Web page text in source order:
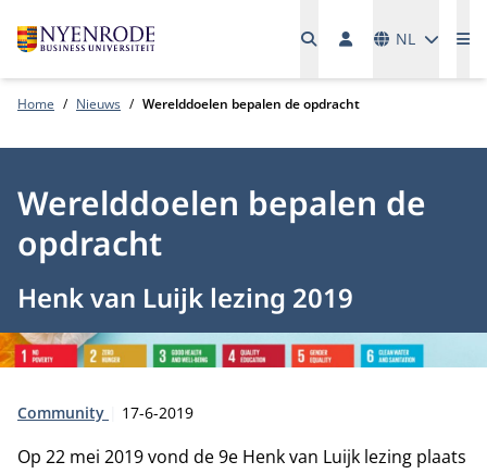
NL
Home Nieuws Werelddoelen bepalen de opdracht
Werelddoelen bepalen de
opdracht
Henk van Luijk lezing 2019
Type:
Community Publicatiedatum:
17-6-2019
Op 22 mei 2019 vond de 9e Henk van Luijk lezing plaats